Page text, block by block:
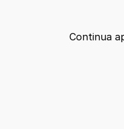
Continua